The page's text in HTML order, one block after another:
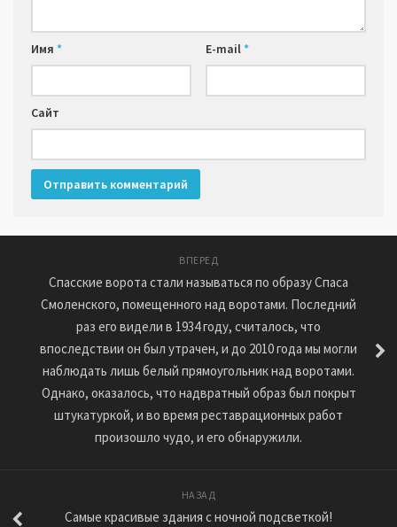
Имя * E-mail*
Сайт
ВПЕРЕД
Спасские ворота стали называться по образу Спаса
Смоленского, помещенного над воротами. Последний
раз его видели в 1934 году, считалось, что
впоследствии он был утрачен, и до 2010 года мы могли
наблюдать лишь белый прямоугольник над воротами.
Однако, оказалось, что надвратный образ был покрыт
штукатуркой, и во время реставрационных работ
произошло чудо, и его обнаружили.
НАЗАД
Cамые красивые здания с ночной подсветкой!